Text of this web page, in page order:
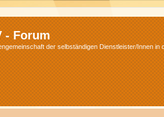
- Forum
der selbständigen Dienstleister/Innen in